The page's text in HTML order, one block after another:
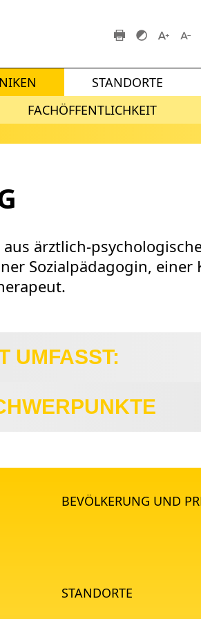
STANDORTE
FACHÖFFENTLICHKEIT
ärztlich-
Sozialpädagogin,
UMFASST:
BEVÖLKERUNG UND
STANDORTE